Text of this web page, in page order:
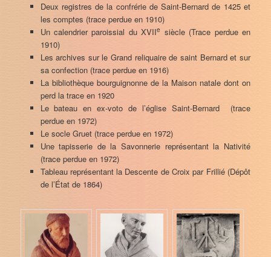
Deux registres de la confrérie de Saint-Bernard de 1425 et
les comptes (trace perdue en 1910)
Un calendrier paroissial du XVIIe siècle (Trace perdue en
1910)
Les archives sur le Grand reliquaire de saint Bernard et sur
sa confection (trace perdue en 1916)
La bibliothèque bourguignonne de la Maison natale dont on
perd la trace en 1920
Le bateau en ex-voto de l’église Saint-Bernard (trace
perdue en 1972)
Le socle Gruet (trace perdue en 1972)
Une tapisserie de la Savonnerie représentant la Nativité
(trace perdue en 1972)
Tableau représentant la Descente de Croix par Frillié (Dépôt
de l’État de 1864)